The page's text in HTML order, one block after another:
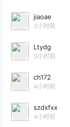
jiaoae
3小时前
Ltydg
3小时前
ch172
4小时前
szdxfxx
4小时前